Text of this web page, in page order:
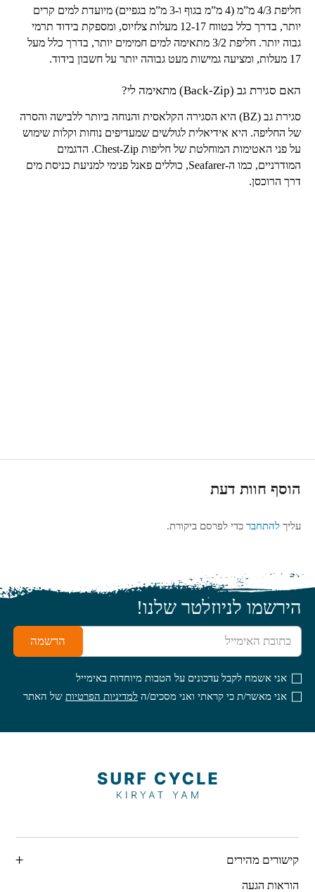
חליפת 4/3
מ”מ (4 מ”מ בגוף ו-3 מ”מ בגפיים) מיועדת למים קרים
יותר, בדרך כלל בטווח 12-17 מעלות צלזיוס, ומספקת בידוד תרמי
גבוה יותר. חליפת 3/2מתאימה למים חמימים יותר, בדרך כלל מעל
17 מעלות, ומציעה גמישות מעט גבוהה יותר על חשבון בידוד.
האם סגירת גב (Back-Zip) מתאימה לי?
סגירת גב (BZ) היא הסגירה הקלאסית והנוחה ביותר ללבישה והסרה
של החליפה. היא אידיאלית לגולשים שמעדיפים נוחות וקלות שימוש
על פני האטימות המוחלטת של חליפות Chest-Zip. הדגמים
המודרניים, כמו ה-Seafarer, כוללים פאנל פנימי למניעת כניסת מים
דרך הרוכסן.
הוסף חוות דעת
עליך להתחברכדי לפרסם ביקורת.
הירשמו לניוזלטר שלנו!
כתובת האימייל
הרשמה
אני אשמח לקבל עדכונים על הטבות מיוחדות באימייל
אני מאשר/ת כי קראתי ואני מסכים/ה למדיניות הפרטיותשל האתר
קישורים מהירים
הוראות הגעה